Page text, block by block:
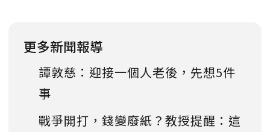
更多新聞報導
譚敦慈：迎接一個人老後，先想5件
事
戰爭開打，錢變廢紙？教授提醒：這